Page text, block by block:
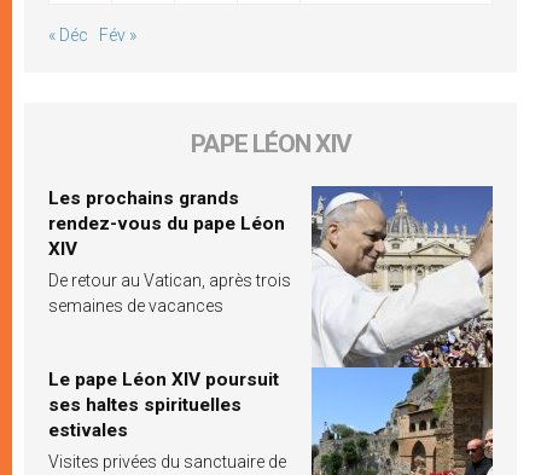
« Déc Fév »
PAPE LÉON XIV
Les prochains grands
rendez-vous du pape Léon
XIV
De retour au Vatican, après trois
semaines de vacances
Le pape Léon XIV poursuit
ses haltes spirituelles
estivales
Visites privées du sanctuaire de